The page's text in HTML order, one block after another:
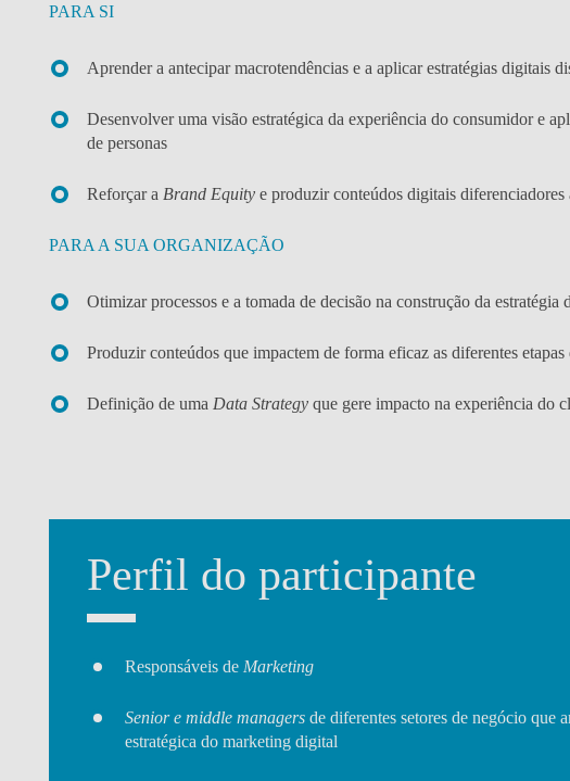
PARA SI
Aprender a antecipar macrotendências e a aplicar estratégias digitais
Desenvolver uma visão estratégica da experiência do consumidor e
de personas
Reforçar a Brand Equitye produzir conteúdos digitais diferenciadores
PARA A SUA ORGANIZAÇÃO
Otimizar processos e a tomada de decisão na construção da
Produzir conteúdos que impactem de forma eficaz as diferentes
Definição de uma Data Strategyque gere impacto na experiência do
Perfil do participante
Responsáveis de Marketing
Senior e middle managers de diferentes setores de negócio que
estratégica do marketing digital